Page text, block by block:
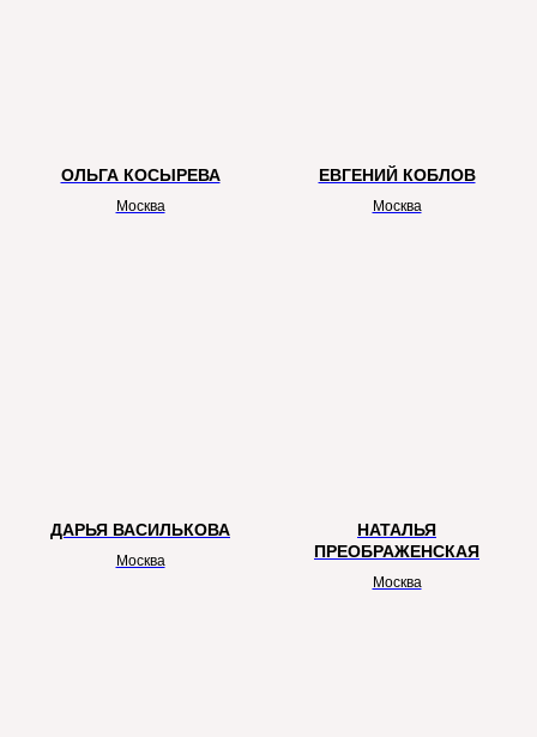
ОЛЬГА КОСЫРЕВА
Москва
ЕВГЕНИЙ КОБЛОВ
Москва
ДАРЬЯ ВАСИЛЬКОВА
Москва
НАТАЛЬЯ
ПРЕОБРАЖЕНСКАЯ
Москва